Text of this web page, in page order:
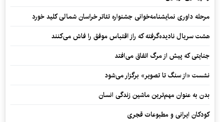
مرحله داوری نمایشنامه‌خوانی جشنواره تئاتر خراسان شمالی کلید خورد
هشت سریال نادیده‌گرفته که راز اقتباس موفق را فاش می‌کنند
جنایتی که پیش از مرگ اتفاق می‌افتد
نشست «از سنگ تا تصویر» برگزار می‌شود
بدن به عنوان مهم‌ترین ماشین زندگی انسان
کودکان ایرانی و مطبوعات قجری